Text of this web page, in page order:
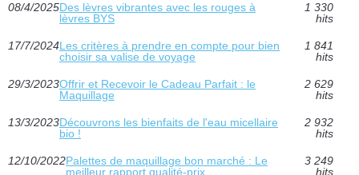
08/4/2025Des lèvres vibrantes avec les rouges à
lèvres BYS
1 330
hits
17/7/2024Les critères à prendre en compte pour bien
choisir sa valise de voyage
1 841
hits
29/3/2023Offrir et Recevoir le Cadeau Parfait : le
Maquillage
2 629
hits
13/3/2023Découvrons les bienfaits de l'eau micellaire
bio !
2 932
hits
12/10/2022Palettes de maquillage bon marché : Le
meilleur rapport qualité-prix
3 249
hits